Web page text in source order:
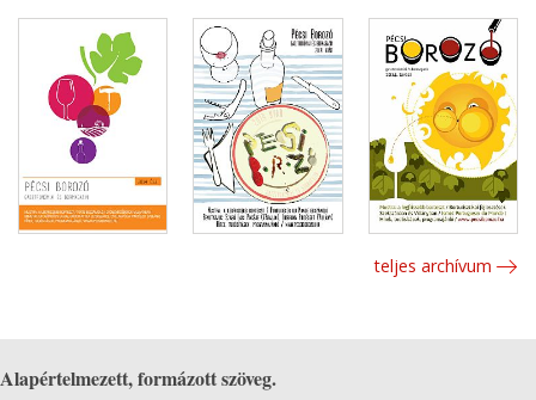
teljes archívum
Alapértelmezett, formázott szöveg.